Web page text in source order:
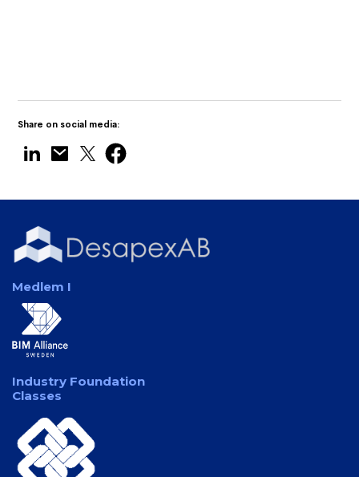
Share on social media:
Medlem I
Industry Foundation
Classes